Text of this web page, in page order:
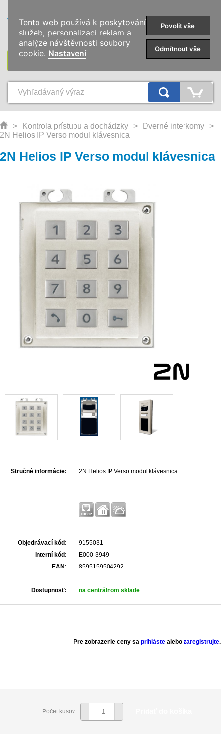
KATEGÓRIE
> Kontrola prístupu a dochádzky > Dverné interkomy
>
2N Helios IP Verso modul klávesnica
2N Helios IP Verso modul klávesnica
Stručné informácie: 2N Helios IP Verso modul klávesnica
Objednávací kód:
9155031
Interní kód:
E000-3949
EAN:
8595159504292
Dostupnosť: na centrálnom sklade
Pre zobrazenie ceny sa prihláste alebo zaregistrujte.
Počet kusov:
Tento web používá k poskytování
služeb, personalizaci reklam a
analýze návštěvnosti soubory
cookie. Nastavení
Povolit vše
Odmítnout vše